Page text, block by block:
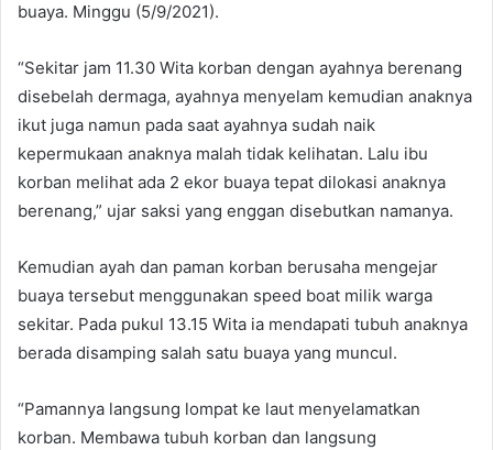
buaya. Minggu (5/9/2021).
“Sekitar jam 11.30 Wita korban dengan ayahnya berenang
disebelah dermaga, ayahnya menyelam kemudian anaknya
ikut juga namun pada saat ayahnya sudah naik
kepermukaan anaknya malah tidak kelihatan. Lalu ibu
korban melihat ada 2 ekor buaya tepat dilokasi anaknya
berenang,” ujar saksi yang enggan disebutkan namanya.
Kemudian ayah dan paman korban berusaha mengejar
buaya tersebut menggunakan speed boat milik warga
sekitar. Pada pukul 13.15 Wita ia mendapati tubuh anaknya
berada disamping salah satu buaya yang muncul.
“Pamannya langsung lompat ke laut menyelamatkan
korban. Membawa tubuh korban dan langsung